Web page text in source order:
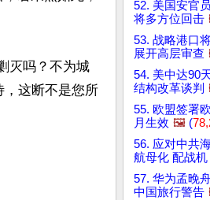
灭吗？不为城
，这断不是您所
52. 美国安官
将多方位回击
53. 战略港口
展开高层审查
54. 美中达90
结构改革谈判
55. 欧盟签署
月生效 🖼️ (
56. 应对中共
航母化 配战机
57. 华为孟晚
中国旅行警告